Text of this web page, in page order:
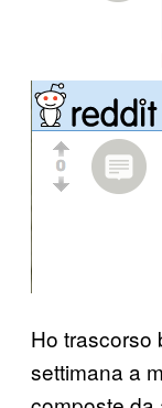
Ho trascorso
settimana a